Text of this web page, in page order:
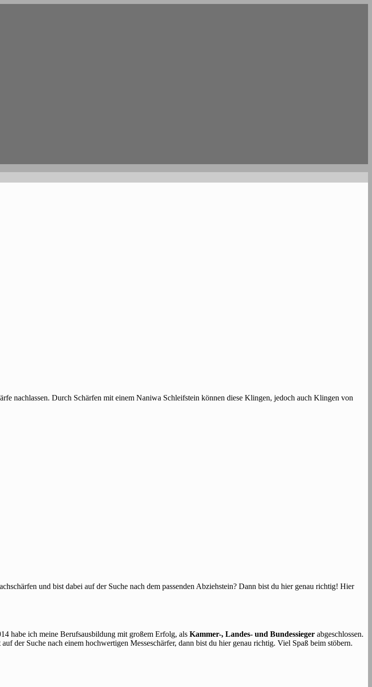
nachlassen. Durch Schärfen mit einem Naniwa Schleifstein können diese Klingen, jedoch auch Klingen von
und bist dabei auf der Suche nach dem passenden Abziehstein? Dann bist du hier genau richtig! Hier
habe ich meine Berufsausbildung mit großem Erfolg, als Kammer-, Landes- und Bundessieger abgeschlossen.
der Suche nach einem hochwertigen Messeschärfer, dann bist du hier genau richtig. Viel Spaß beim stöbern.